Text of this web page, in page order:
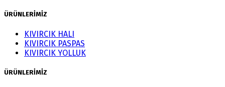
ÜRÜNLERİMİZ
KIVIRCIK HALI
KIVIRCIK PASPAS
KIVIRCIK YOLLUK
ÜRÜNLERİMİZ